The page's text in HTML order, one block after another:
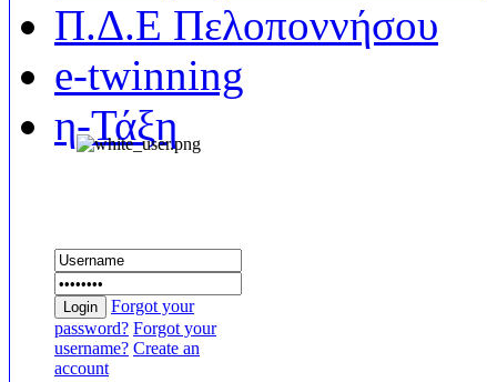
Π.Δ.Ε Πελοποννήσου
e-twinning
η-Τάξη
Login
Forgot your
password? Forgot your
username? Create an
account